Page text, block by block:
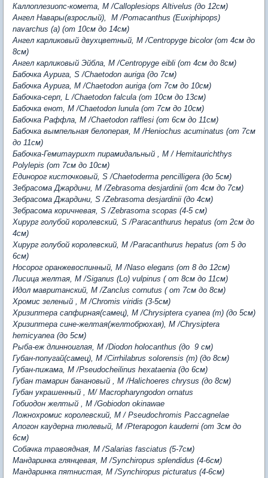
Каллоплезиопс-комета, M /Calloplesiops Altivelus (до 12см)
Ангел Навары(взрослый), M /Pomacanthus (Euxiphipops)
navarchus (a) (от 10см до 14см)
Ангел карликовый двухцветный, M /Centropyge bicolor (от 4см до
8см)
Ангел карликовый Эйбла, М /Centropyge eibli (от 4см до 8см)
Бабочка Аурига, S /Chaetodon auriga (до 7см)
Бабочка Аурига, M /Chaetodon auriga (от 7см до 10см)
Бабочка-серп, L /Chaetodon falcula (от 10см до 13см)
Бабочка енот, M /Chaetodon lunula (от 7см до 10см)
Бабочка Раффла, M /Chaetodon rafflesi (от 6см до 11см)
Бабочка вымпельная белоперая, М /Heniochus acuminatus (от 7см
до 11см)
Бабочка-Гемитаурихт пирамидальный , М / Hemitaurichthys
Polylepis (от 7см до 10см)
Единорог кисточковый, S /Chaetoderma pencilligera (до 5см)
Зебрасома Джардини, M /Zebrasoma desjardinii (от 4см до 7см)
Зебрасома Джардини, S /Zebrasoma desjardinii (до 4см)
Зебрасома коричневая, S /Zebrasoma scopas (4-5 см)
Хирург голубой королевский, S /Paracanthurus hepatus (от 2см до
4см)
Хирург голубой королевский, M /Paracanthurus hepatus (от 5 до
6см)
Носорог оранжевоспинный, M /Naso elegans (от 8 до 12см)
Лисица желтая, М /Siganus (Lo) vulpinus ( от 8см до 11см)
Идол мавританский, M /Zanclus cornutus ( от 7см до 8см)
Хромис зеленый , M /Chromis viridis (3-5см)
Хризиптера сапфирная(самец), M /Chrysiptera cyanea (m) (до 5см)
Хризиптера сине-желтая(желтобрюхая), M /Chrysiptera
hemicyanea (до 5см)
Рыба-еж длинноиглая, M /Diodon holocanthus (до 9 см)
Губан-попугай(самец), M /Cirrhilabrus solorensis (m) (до 8см)
Губан-пижама, M /Pseudocheilinus hexataenia (до 6см)
Губан тамарин банановый , M /Halichoeres chrysus (до 8см)
Губан украшенный , М/ Macropharyngodon ornatus
Гобиодон желтый , M /Gobiodon okinawae
Ложнохромис королевский, М / Pseudochromis Paccagnelae
Апогон каудерна тюлевый, M /Pterapogon kauderni (от 3см до
6см)
Собачка травоядная, M /Salarias fasciatus (5-7см)
Мандаринка глянцевая, M /Synchiropus splendidus (4-6см)
Мандаринка пятнистая, M /Synchiropus picturatus (4-6см)